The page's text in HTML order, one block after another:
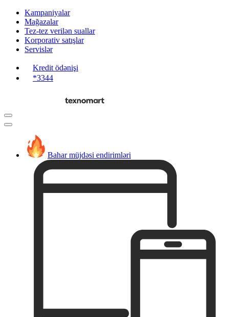
Kampaniyalar
Mağazalar
Tez-tez verilən suallar
Korporativ satışlar
Servislər
Kredit ödənişi
*3344
Bahar müjdəsi endirimləri